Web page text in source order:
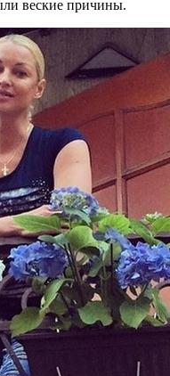
веские причины.